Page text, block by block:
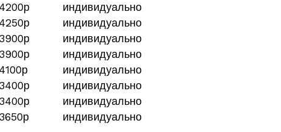
4200р
индивидуально
4250р
индивидуально
3900р
индивидуально
3900р
индивидуально
4100р
индивидуально
3400р
индивидуально
3400р
индивидуально
3650р индивидуально